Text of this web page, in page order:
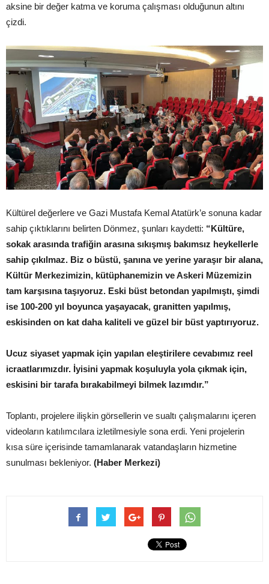
aksine bir değer katma ve koruma çalışması olduğunun altını
çizdi.
Kültürel değerlere ve Gazi Mustafa Kemal Atatürk’e sonuna kadar
sahip çıktıklarını belirten Dönmez, şunları kaydetti: “Kültüre,
sokak arasında trafiğin arasına sıkışmış bakımsız heykellerle
sahip çıkılmaz. Biz o büstü, şanına ve yerine yaraşır bir alana,
Kültür Merkezimizin, kütüphanemizin ve Askeri Müzemizin
tam karşısına taşıyoruz. Eski büst betondan yapılmıştı, şimdi
ise 100-200 yıl boyunca yaşayacak, granitten yapılmış,
eskisinden on kat daha kaliteli ve güzel bir büst yaptırıyoruz.
Ucuz siyaset yapmak için yapılan eleştirilere cevabımız reel
icraatlarımızdır. İyisini yapmak koşuluyla yola çıkmak için,
eskisini bir tarafa bırakabilmeyi bilmek lazımdır.”
Toplantı, projelere ilişkin görsellerin ve sualtı çalışmalarını içeren
videoların katılımcılara izletilmesiyle sona erdi. Yeni projelerin
kısa süre içerisinde tamamlanarak vatandaşların hizmetine
sunulması bekleniyor. (Haber Merkezi)